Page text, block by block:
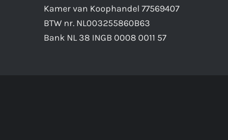
Kamer van Koophandel 77569407
BTW nr. NL003255860B63
Bank NL 38 INGB 0008 0011 57